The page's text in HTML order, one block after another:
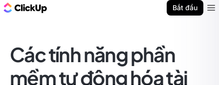
Bắt đầu
Các tính năng phần
mềm tự động hóa tài